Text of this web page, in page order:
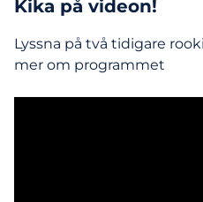
Kika på videon!
Lyssna på två tidigare
mer om programmet